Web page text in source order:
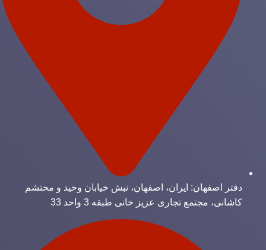
دفتر اصفهان: ایران، اصفهان، نبش خیابان وحید و محتشم
کاشانی، مجتمع تجاری عزیز خانی طبقه 3 واحد 33